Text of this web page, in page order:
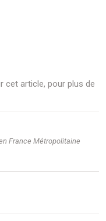
cet article, pour plus de
France Métropolitaine